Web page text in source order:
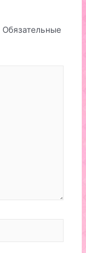
Обязательные